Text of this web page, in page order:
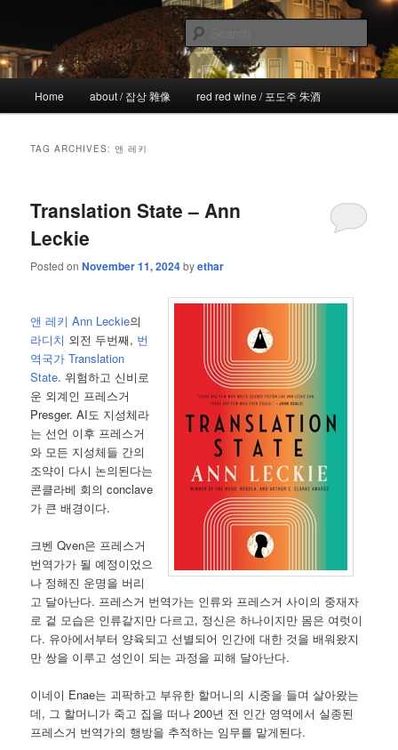
primary
content
secondary
content!wicked
the more I see the less I know
Home about / 잡상 雜像 red red wine / 포도주 朱酒
TAG ARCHIVES:앤 레키
Translation State – Ann
Leckie
Posted onNovember 11, 2024byethar
앤 레키 Ann Leckie의
라디치 외전 두번째, 번
역국가 Translation
State. 위험하고 신비로
운 외계인 프레스거
Presger. AI도 지성체라
는 선언 이후 프레스거
와 모든 지성체들 간의
조약이 다시 논의된다는
콘클라베 회의 conclave
가 큰 배경이다.
크벤 Qven은 프레스거
번역가가 될 예정이었으
나 정해진 운명을 버리
고 달아난다. 프레스거 번역가는 인류와 프레스거 사이의 중재자
로 겉 모습은 인류같지만 다르고, 정신은 하나이지만 몸은 여럿이
다. 유아에서부터 양육되고 선별되어 인간에 대한 것을 배워왔지
만 쌍을 이루고 성인이 되는 과정을 피해 달아난다.
이네이 Enae는 괴팍하고 부유한 할머니의 시중을 들며 살아왔는
데, 그 할머니가 죽고 집을 떠나 200년 전 인간 영역에서 실종된
프레스거 번역가의 행방을 추적하는 임무를 맡게된다.